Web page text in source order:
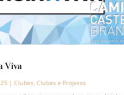
Viva
|Clubes,Clubes e Projetos